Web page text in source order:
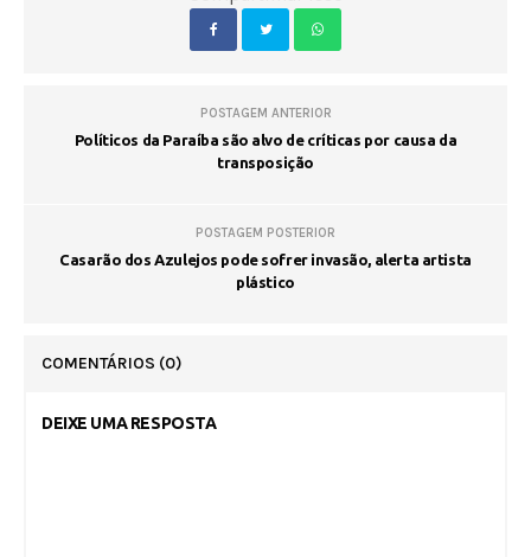
POSTAGEM ANTERIOR
Políticos da Paraíba são alvo de críticas por causa da
transposição
POSTAGEM POSTERIOR
Casarão dos Azulejos pode sofrer invasão, alerta artista
plástico
COMENTÁRIOS (0)
DEIXE UMA RESPOSTA